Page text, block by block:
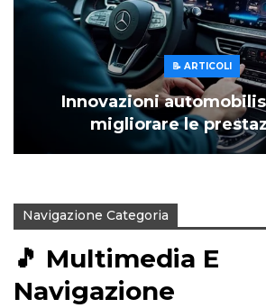
📝 ARTICOLI
Innovazioni
migliorare le
Navigazione Categoria
🎵 Multimedia E
Navigazione